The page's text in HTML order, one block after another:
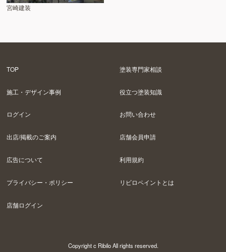
宮崎建装
TOP 塗装専門家相談
施工・デザイン事例 役立つ塗装知識
ログイン お問い合わせ
出店/掲載のご案内 店舗会員申請
広告について 利用規約
プライバシー・ポリシー リビロペイントとは
店舗ログイン
Copyright c Ribilo All rights reserved.